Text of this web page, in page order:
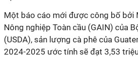
Một báo cáo mới được công bố bởi
Nông nghiệp Toàn cầu (GAIN) của
(USDA), sản lượng cà phê của
2024-2025 ước tính sẽ đạt 3,53